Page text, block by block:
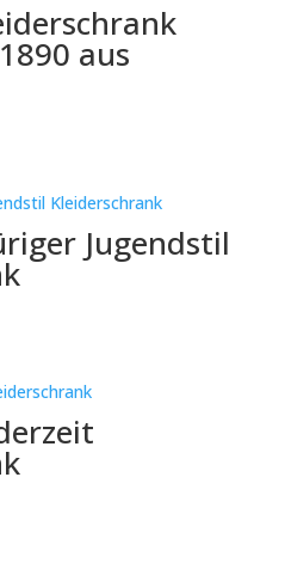
aus
Jugendstil